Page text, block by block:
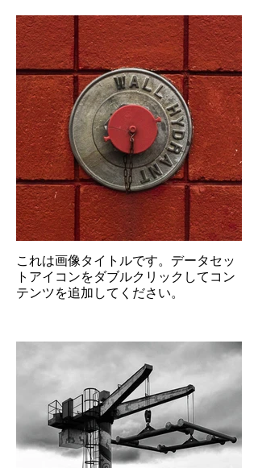
これは画像タイトルです。データセッ
トアイコンをダブルクリックしてコン
テンツを追加してください。